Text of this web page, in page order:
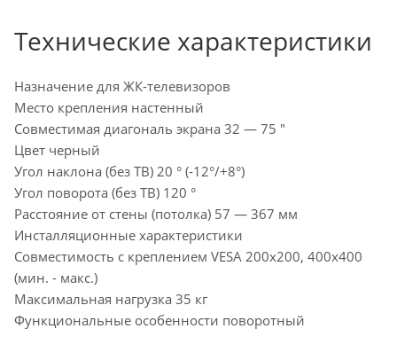
Технические характеристики
Назначение для ЖК-телевизоров
Место крепления настенный
Совместимая диагональ экрана 32 — 75 "
Цвет черный
Угол наклона (без ТВ) 20 ° (-12°/+8°)
Угол поворота (без ТВ) 120 °
Расстояние от стены (потолка) 57 — 367 мм
Инсталляционные характеристики
Совместимость с креплением VESA 200x200, 400x400
(мин. - макс.)
Максимальная нагрузка 35 кг
Функциональные особенности поворотный